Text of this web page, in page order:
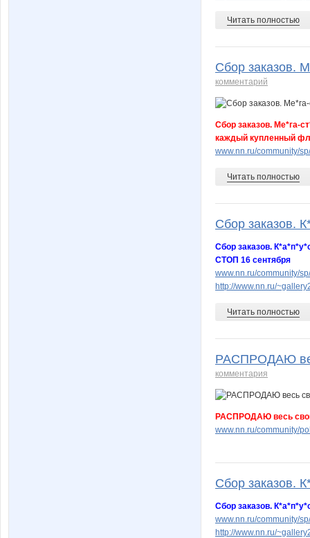
Читать полностью
Сбор заказов.
комментарий
Сбор заказов. Ме*га-
каждый купленный
www.nn.ru/community/
Читать полностью
Сбор заказов.
Сбор заказов.
СТОП 16 сентября
www.nn.ru/community/
http://www.nn.ru/
Читать полностью
РАСПРОДАЮ
комментария
РАСПРОДАЮ весь
www.nn.ru/community/
Сбор заказов.
Сбор заказов.
www.nn.ru/community/
http://www.nn.ru/